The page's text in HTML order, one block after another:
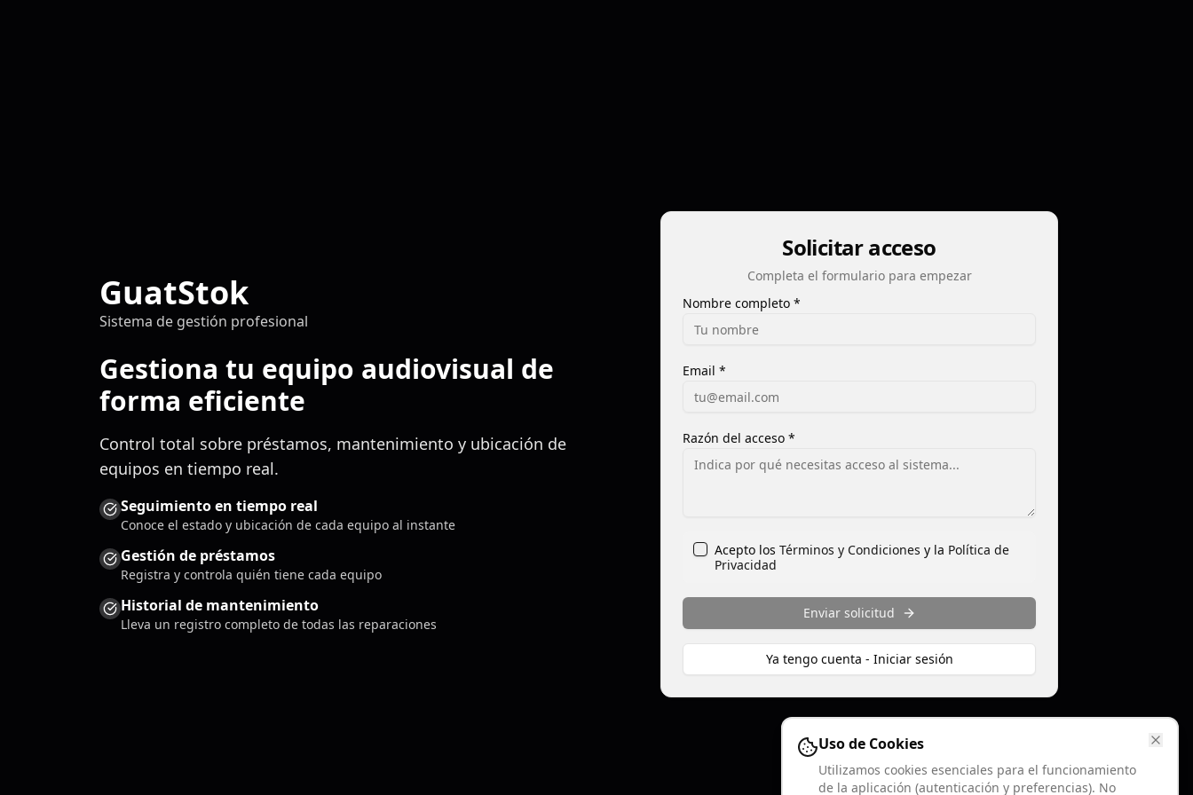
GuatStok
Sistema de gestión profesional
Gestiona tu equipo audiovisual de
forma eficiente
Control total sobre préstamos, mantenimiento y ubicación de
equipos en tiempo real.
Seguimiento en tiempo real
Conoce el estado y ubicación de cada equipo al instante
Gestión de préstamos
Registra y controla quién tiene cada equipo
Historial de mantenimiento
Lleva un registro completo de todas las reparaciones
Solicitar acceso
Completa el formulario para empezar
Nombre completo *
Email *
Razón del acceso *
Acepto los Términos y Condiciones y la Política de
Privacidad
Enviar solicitud
Ya tengo cuenta - Iniciar sesión
Uso de Cookies
Utilizamos cookies esenciales para el funcionamiento
de la aplicación (autenticación y preferencias). No